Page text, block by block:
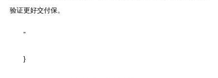
验证更好交付保。
”
}